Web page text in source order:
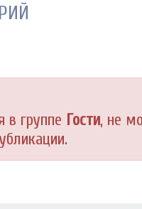
в группе Гости, не